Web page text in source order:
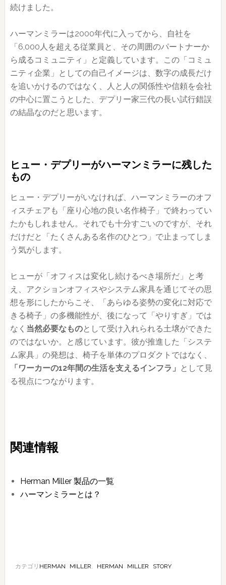
続けました。
ハーマンミラーは2000年代に入ってから、自社を
「6,000人を超える従業員と、その周囲のパートナーか
ら成るコミュニティ」と定義しています。この「コミュ
ニティ企業」としての自己イメージは、数字の成長だけ
を追いかけるのではなく、人と人の関係性や信頼を会社
の中心に置こうとした、デプリー家三代の長い試行錯誤
の結晶なのだと思います。
ヒュー・デプリーがハーマンミラーに残した
もの
ヒュー・デプリーがいなければ、ハーマンミラーのオフ
ィスチェアも「座り心地の良い名作椅子」で終わってい
たかもしれません。それでも十分すごいのですが、それ
だけだと「たくさんある名作のひとつ」で止まってしま
う気がします。
ヒューが「オフィスは変化し続けるべき場所だ」と考
え、アクションオフィスやシステム家具を通じてその思
想を形にしたからこそ、「あらゆる姿勢の変化に対応で
きる椅子」の多機能性が、後になって「やりすぎ」では
なく 当然必要なものとして受け入れられる土壌ができた
のではないか。と感じています。彼が推進した「システ
ム家具」の発想は、椅子を単体のプロダクトではなく、
「ワーカーの12年間の生活を支えるインフラ」
として見
る視点につながります。
関連情報
Herman Miller 製品の一覧
ハーマンミラーとは？
カテゴリ HERMAN MILLER, HERMAN MILLER STORY